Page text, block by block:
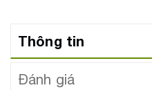
Thông tin
Đánh giá